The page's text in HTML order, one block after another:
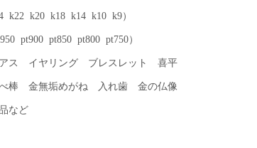
k20 k18 k14 k10 k9）
pt900 pt850 pt800 pt750）
ス イヤリング ブレスレット 喜平
棒 金無垢めがね 入れ歯 金の仏像
など